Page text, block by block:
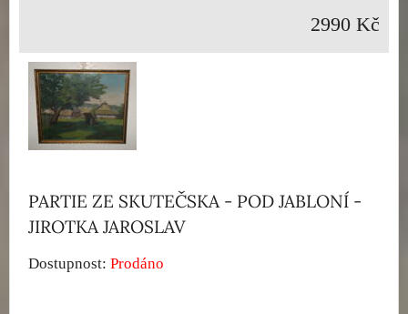
2990 Kč
PARTIE ZE SKUTEČSKA - POD JABLONÍ -
JIROTKA JAROSLAV
Dostupnost: Prodáno